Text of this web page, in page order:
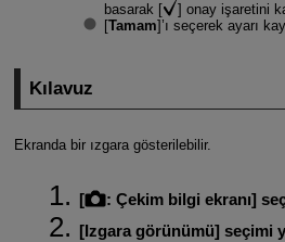
basarak [
] onay işaretini
[Tamam]’ı seçerek ayarı
Kılavuz
Ekranda bir ızgara gösterilebilir.
[ : Çekim bilgi ekranı]
[Izgara görünümü] seçimi